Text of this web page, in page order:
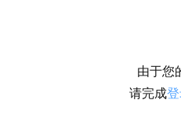
由于您
请完成